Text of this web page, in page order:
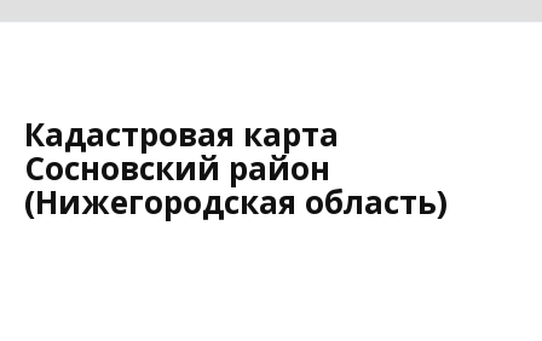
Кадастровая карта
Сосновский район
(Нижегородская область)